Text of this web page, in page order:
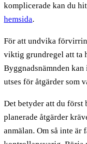
komplicerade kan du
hemsida.
För att undvika
viktig grundregel att ta
Byggnadsnämnden
utses för åtgärder som
Det betyder att du först
planerade åtgärder
anmälan. Om så inte är